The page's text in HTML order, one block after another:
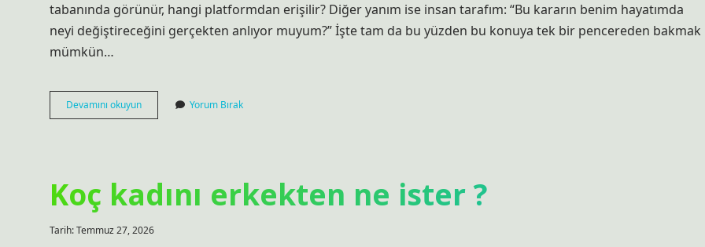
tabanında görünür, hangi platformdan erişilir? Diğer yanım ise insan tarafım: “Bu kararın benim hayatımda
neyi değiştireceğini gerçekten anlıyor muyum?” İşte tam da bu yüzden bu konuya tek bir pencereden bakmak
mümkün…
Devamını okuyunUzaklaştırma
kararını
Yorum Bırak
Koç kadını erkekten ne ister ?
Tarih: Temmuz 27, 2026